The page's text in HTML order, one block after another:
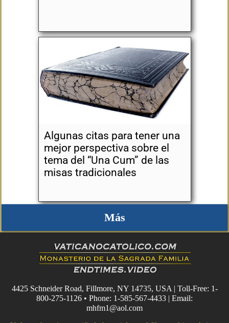
Algunas citas para tener una
mejor perspectiva sobre el
tema del “Una Cum” de las
misas tradicionales
Más
4425 Schneider Road, Fillmore, NY 14735, USA | Toll-Free: 1-
800-275-1126 • Phone: 1-585-567-4433 | Email:
mhfm1@aol.com